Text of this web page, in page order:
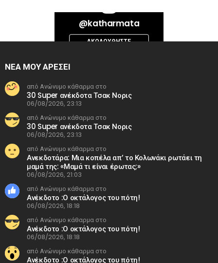
Thursday, 06-Aug-26 13:14:09 PDT. The current time is Thursday, 06-
@katharmata
ΑΚΟΛΟΥΘΉΣΤΕ
ΝΕΑ ΜΟΥ ΑΡΕΣΕΙ
από Ανώνυμο κάθαρμα στο
30 Super ανέκδοτα Τσακ Νορις
06/08/2026, 23:13
από Ανώνυμο κάθαρμα στο
30 Super ανέκδοτα Τσακ Νορις
06/08/2026, 23:13
από Ανώνυμο κάθαρμα στο
Ανεκδοτάρα: Μια κοπέλα απ’ το Κολωνάκι ρωτάει τη
μαμά της: «Μαμά τι είναι έρωτας;»
06/08/2026, 21:03
από Ανώνυμο κάθαρμα στο
Ανέκδοτο :Ο οκτάλογος του πότη!
06/08/2026, 18:18
από Ανώνυμο κάθαρμα στο
Ανέκδοτο :Ο οκτάλογος του πότη!
06/08/2026, 18:18
από Ανώνυμο κάθαρμα στο
Ανέκδοτο :Ο οκτάλογος του πότη!